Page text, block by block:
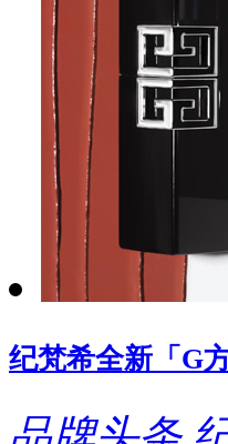
纪梵希全新「G